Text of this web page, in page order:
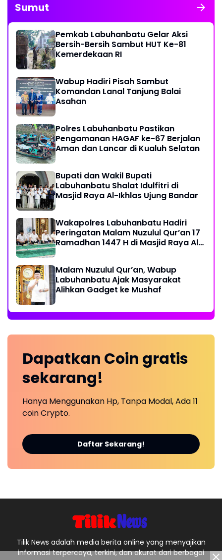
Sumut
Pemkab Labuhanbatu Gelar Aksi
Bersih-Bersih Sambut HUT Ke-81
Kemerdekaan RI
Wabup Hadiri Pisah Sambut
Komandan Lanal Tanjung Balai
Asahan
Polres Labuhanbatu Pastikan
Pengamanan HAGAF ke-67 Berjalan
Aman dan Lancar di Kualuh Selatan
Bupati dan Wakil Bupati
Labuhanbatu Shalat Idulfitri di
Masjid Raya Al-Ikhlas Ujung Bandar
Wakapolres Labuhanbatu Hadiri
Peringatan Malam Nuzulul Qur’an 17
Ramadhan 1447 H di Masjid Raya Al-
Malam Nuzulul Qur’an, Wabup
Labuhanbatu Ajak Masyarakat
Alihkan Gadget ke Mushaf
Dapatkan Coin gratis
sekarang!
Hanya Menggunakan Hp, Tanpa Modal, Ada 11
coin Crypto.
Daftar Sekarang!
Tilik News adalah media berita online yang menyajikan
informasi terpercaya, terkini, dan akurat dari berbagai